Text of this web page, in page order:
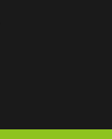
を果たすた
る場合